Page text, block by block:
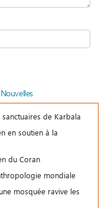
de Karbala
en soutien à la
du Coran
mondiale
mosquée ravive les